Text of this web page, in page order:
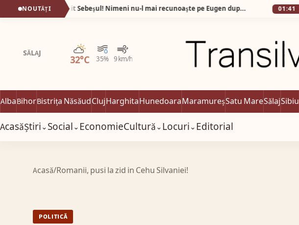
NOUTĂȚI Fotografiile care au uimit Sebeșul! Nimeni nu-l mai recunoaște pe Eugen după ce a slăbit 60 de kilograme în 9 luni! 01:41 ALBA
SĂLAJ
32°C 35% 9 km/h
Parțial noros
AlbaBihorBistrița NăsăudClujHarghitaHunedoaraMaramureșSatu MareSălajSibiu
AcasăȘtiri⌄Social⌄EconomieCultură⌄Locuri⌄Editorial
Acasă/Romanii, pusi la zid in Cehu Silvaniei!
POLITICĂ